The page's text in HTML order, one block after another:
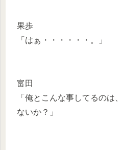
果歩
「はぁ・・・・・・。」
富田
「俺とこんな事してるのは
ないか？」